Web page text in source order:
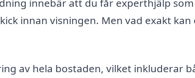
innebär att du får experthjälp som
innan visningen. Men vad exakt kan
av hela bostaden, vilket inkluderar